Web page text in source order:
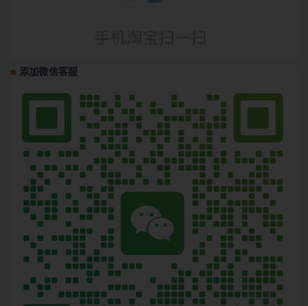
添加微信客服